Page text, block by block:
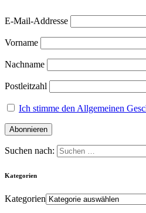
E-Mail-Addresse
Vorname
Nachname
Postleitzahl
Ich stimme den Allgemeinen
Suchen nach:
Kategorien
Kategorien